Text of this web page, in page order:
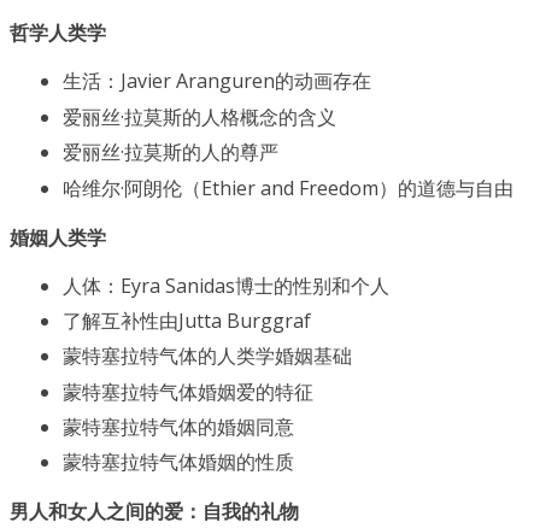
哲学人类学
生活：Javier Aranguren的动画存在
爱丽丝·拉莫斯的人格概念的含义
爱丽丝·拉莫斯的人的尊严
哈维尔·阿朗伦（Ethier and Freedom）的道德与自由
婚姻人类学
人体：Eyra Sanidas博士的性别和个人
了解互补性由Jutta Burggraf
蒙特塞拉特气体的人类学婚姻基础
蒙特塞拉特气体婚姻爱的特征
蒙特塞拉特气体的婚姻同意
蒙特塞拉特气体婚姻的性质
男人和女人之间的爱：自我的礼物